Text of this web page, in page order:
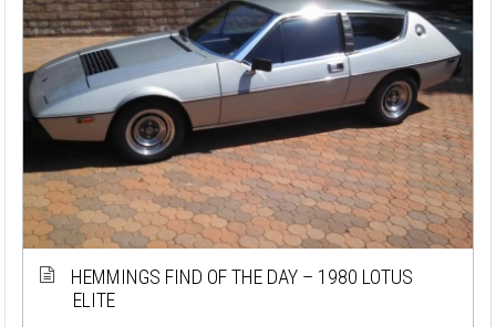
HEMMINGS FIND OF THE DAY – 1980 LOTUS
ELITE